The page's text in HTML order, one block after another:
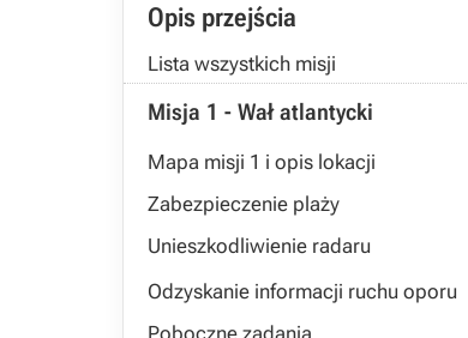
Opis przejścia
Lista wszystkich misji
Misja 1 - Wał atlantycki
Mapa misji 1 i opis lokacji
Zabezpieczenie plaży
Unieszkodliwienie radaru
Odzyskanie informacji ruchu oporu
Poboczne zadania